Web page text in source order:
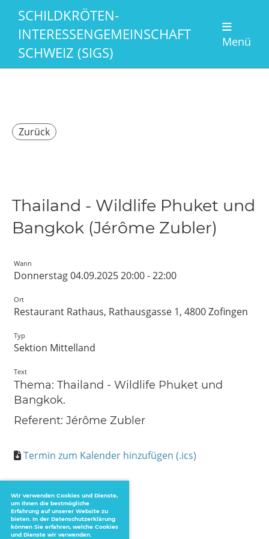
Wir verwenden Cookies und Dienste,
um Ihnen die bestmögliche
Erfahrung auf unserer Website zu
bieten. In der Datenschutzerklärung
können Sie erfahren, welche Cookies
und Dienste wir verwenden.
SCHILDKRÖTEN-
INTERESSENGEMEINSCHAFT
SCHWEIZ (SIGS)
Menü
Zurück
Thailand - Wildlife Phuket und
Bangkok (Jérôme Zubler)
Wann
Donnerstag 04.09.2025 20:00 - 22:00
Ort
Restaurant Rathaus, Rathausgasse 1, 4800 Zofingen
Typ
Sektion Mittelland
Text
Thema: Thailand - Wildlife Phuket und
Bangkok.
Referent: Jérôme Zubler
Termin zum Kalender hinzufügen (.ics)